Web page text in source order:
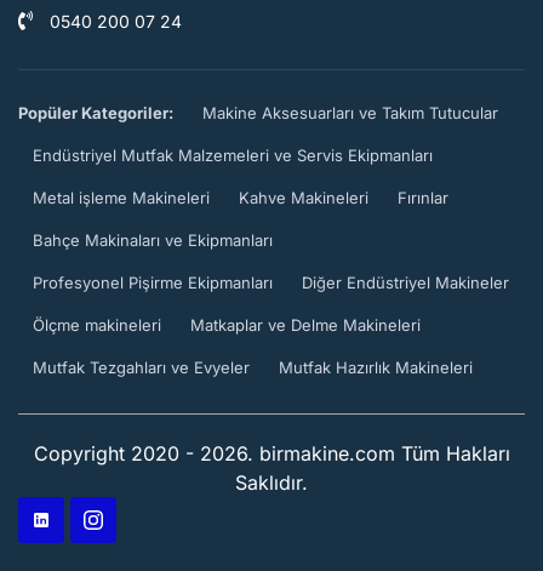
0540 200 07 24
Popüler Kategoriler: Makine Aksesuarları ve Takım Tutucular
Endüstriyel Mutfak Malzemeleri ve Servis Ekipmanları
Metal işleme Makineleri Kahve Makineleri Fırınlar
Bahçe Makinaları ve Ekipmanları
Profesyonel Pişirme Ekipmanları Diğer Endüstriyel Makineler
Ölçme makineleri Matkaplar ve Delme Makineleri
Mutfak Tezgahları ve Evyeler Mutfak Hazırlık Makineleri
Copyright 2020 - 2026. birmakine.com Tüm Hakları
Saklıdır.